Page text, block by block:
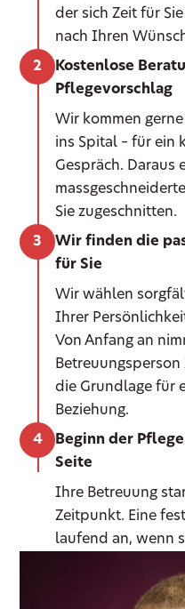
der sich Zeit für
nach Ihren
Kostenlose
Pflegevorschlag
Wir kommen
ins Spital – für ein
Gespräch. Daraus
Sie zugeschnitten.
Wir finden die
für Sie
Wir wählen
Ihrer
Von Anfang an
Betreuungsperson
die Grundlage für
Beziehung.
Beginn der
Seite
Ihre Betreuung
Zeitpunkt. Eine
laufend an, wenn